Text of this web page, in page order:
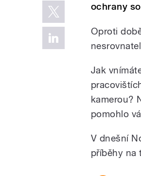
ochrany
Oproti
Jak
kamerou?
pomohlo
V dnešní
příběhy na